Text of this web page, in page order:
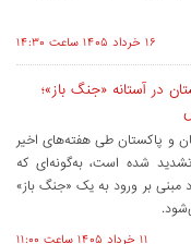
۱۶ خرداد ۱۴۰۵ ساعت ۱۴:۳۰
در آستانه «جنگ باز»؛
و پاکستان طی هفته‌های اخیر
شده است، به‌گونه‌ای که
مبنی بر ورود به یک «جنگ باز»
۱۱ خرداد ۱۴۰۵ ساعت ۱۱:۰۰